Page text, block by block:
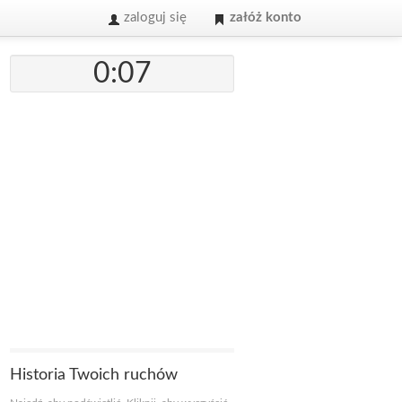
zaloguj się załóż konto
0:07
Historia Twoich ruchów